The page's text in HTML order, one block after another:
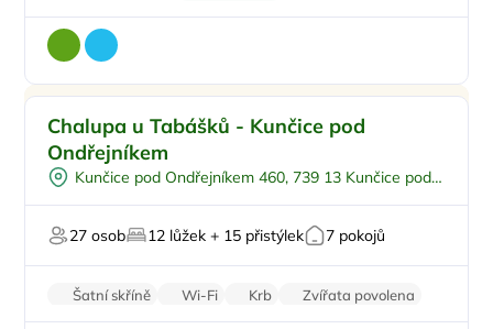
Polopenze
Na samotě
U lesa
Pro svatby a oslavy
Chalupa u Tabášků - Kunčice pod
Ondřejníkem
Kunčice pod Ondřejníkem 460, 739 13 Kunčice pod
27 osob
12 lůžek + 15 přistýlek 7 pokojů
Šatní skříně Wi-Fi Krb
Zvířata povolena
Pračka